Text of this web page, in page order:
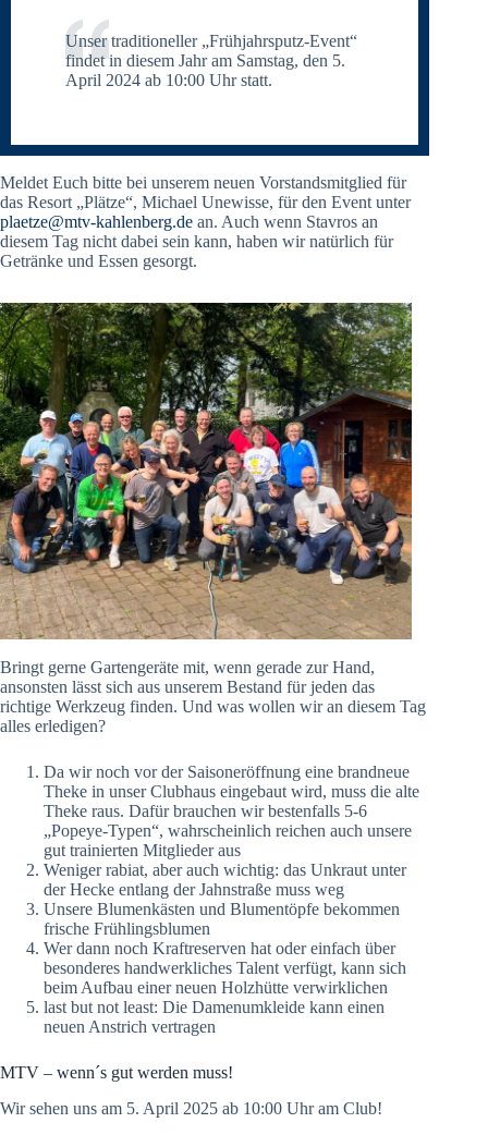
Unser traditioneller „Frühjahrsputz-Event“
findet in diesem Jahr am Samstag, den 5.
April 2024 ab 10:00 Uhr statt.
Meldet Euch bitte bei unserem neuen Vorstandsmitglied für
das Resort „Plätze“, Michael Unewisse, für den Event unter
plaetze@mtv-kahlenberg.de an. Auch wenn Stavros an
diesem Tag nicht dabei sein kann, haben wir natürlich für
Getränke und Essen gesorgt.
Bringt gerne Gartengeräte mit, wenn gerade zur Hand,
ansonsten lässt sich aus unserem Bestand für jeden das
richtige Werkzeug finden. Und was wollen wir an diesem Tag
alles erledigen?
Da wir noch vor der Saisoneröffnung eine brandneue
Theke in unser Clubhaus eingebaut wird, muss die alte
Theke raus. Dafür brauchen wir bestenfalls 5-6
„Popeye-Typen“, wahrscheinlich reichen auch unsere
gut trainierten Mitglieder aus
Weniger rabiat, aber auch wichtig: das Unkraut unter
der Hecke entlang der Jahnstraße muss weg
Unsere Blumenkästen und Blumentöpfe bekommen
frische Frühlingsblumen
Wer dann noch Kraftreserven hat oder einfach über
besonderes handwerkliches Talent verfügt, kann sich
beim Aufbau einer neuen Holzhütte verwirklichen
last but not least: Die Damenumkleide kann einen
neuen Anstrich vertragen
MTV – wenn´s gut werden muss!
Wir sehen uns am 5. April 2025 ab 10:00 Uhr am Club!